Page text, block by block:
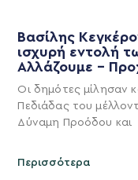
Βασίλης
ισχυρή εντολή
Αλλάζουμε –
Οι δημότες μίλησαν
Πεδιάδας του
Δύναμη Προόδου και
Περισσότερα